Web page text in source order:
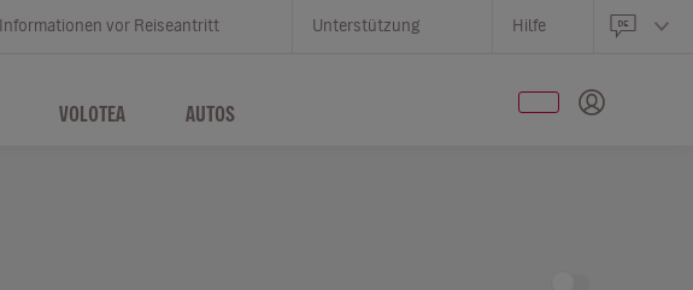
Informationen vor Reiseantritt Unterstützung Hilfe
VOLOTEA AUTOS